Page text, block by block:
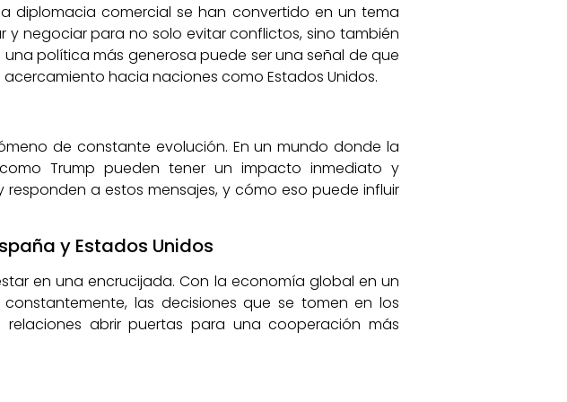
diplomacia comercial se han convertido en un tema
y negociar para no solo evitar conflictos, sino también
política más generosa puede ser una señal de que
hacia naciones como Estados Unidos.
de constante evolución. En un mundo donde la
Trump pueden tener un impacto inmediato y
a estos mensajes, y cómo eso puede influir
y Estados Unidos
en una encrucijada. Con la economía global en un
las decisiones que se tomen en los
relaciones abrir puertas para una cooperación más